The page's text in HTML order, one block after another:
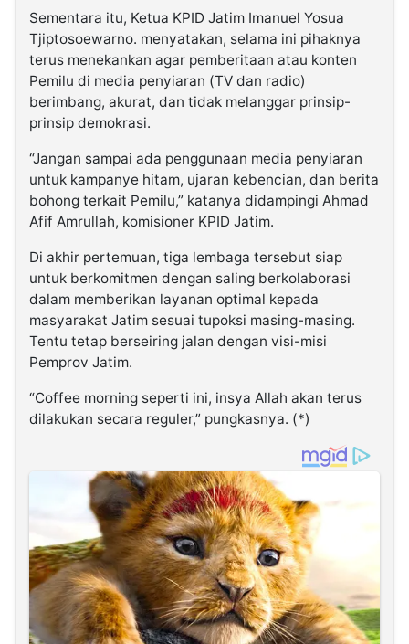
Sementara itu, Ketua KPID Jatim Imanuel Yosua
Tjiptosoewarno. menyatakan, selama ini pihaknya
terus menekankan agar pemberitaan atau konten
Pemilu di media penyiaran (TV dan radio)
berimbang, akurat, dan tidak melanggar prinsip-
prinsip demokrasi.
“Jangan sampai ada penggunaan media penyiaran
untuk kampanye hitam, ujaran kebencian, dan berita
bohong terkait Pemilu,” katanya didampingi Ahmad
Afif Amrullah, komisioner KPID Jatim.
Di akhir pertemuan, tiga lembaga tersebut siap
untuk berkomitmen dengan saling berkolaborasi
dalam memberikan layanan optimal kepada
masyarakat Jatim sesuai tupoksi masing-masing.
Tentu tetap berseiring jalan dengan visi-misi
Pemprov Jatim.
“Coffee morning seperti ini, insya Allah akan terus
dilakukan secara reguler,” pungkasnya. (*)